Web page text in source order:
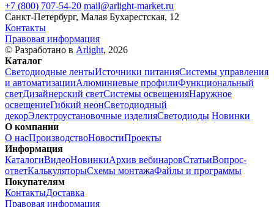
+7 (800) 707-54-20 mail@arlight-market.ru
Санкт-Петербург, Малая Бухарестская, 12
Контакты
Правовая информация
© Разработано в Arlight, 2026
Каталог
Светодиодные лентыИсточники питанияСистемы управления
и автоматизацииАлюминиевые профилиФункциональный
светДизайнерский светСистемы освещенияНаружное
освещениеГибкий неонСветодиодный
декорЭлектроустановочные изделияСветодиоды Новинки
О компании
О насПроизводствоНовостиПроекты
Информация
КаталогиВидеоНовинкиАрхив вебинаровСтатьиВопрос-
ответКалькуляторыСхемы монтажаФайлы и программы
Покупателям
КонтактыДоставка
Правовая информация